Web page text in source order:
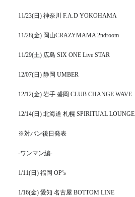
11/23(日) 神奈川 F.A.D YOKOHAMA
11/28(金) 岡山CRAZYMAMA 2ndroom
11/29(土) 広島 SIX ONE Live STAR
12/07(日) 静岡 UMBER
12/12(金) 岩手 盛岡 CLUB CHANGE WAVE
12/14(日) 北海道 札幌 SPIRITUAL LOUNGE
※対バン後日発表
-ワンマン編-
1/11(日) 福岡 OP’s
1/16(金) 愛知 名古屋 BOTTOM LINE